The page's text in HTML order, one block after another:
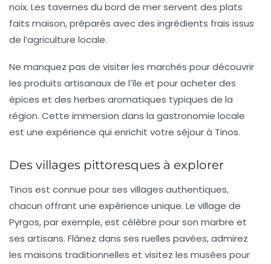
noix. Les tavernes du bord de mer servent des plats
faits maison, préparés avec des ingrédients frais issus
de l’agriculture locale.
Ne manquez pas de visiter les marchés pour découvrir
les produits artisanaux de l’île et pour acheter des
épices et des herbes aromatiques typiques de la
région. Cette immersion dans la gastronomie locale
est une expérience qui enrichit votre séjour à Tinos.
Des villages pittoresques à explorer
Tinos est connue pour ses villages authentiques,
chacun offrant une expérience unique. Le village de
Pyrgos, par exemple, est célèbre pour son marbre et
ses artisans. Flânez dans ses ruelles pavées, admirez
les maisons traditionnelles et visitez les musées pour